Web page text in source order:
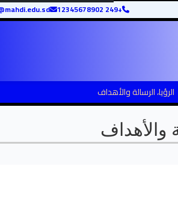
+249 12345678902
الرؤيا، الرسالة والأهداف
والأهداف